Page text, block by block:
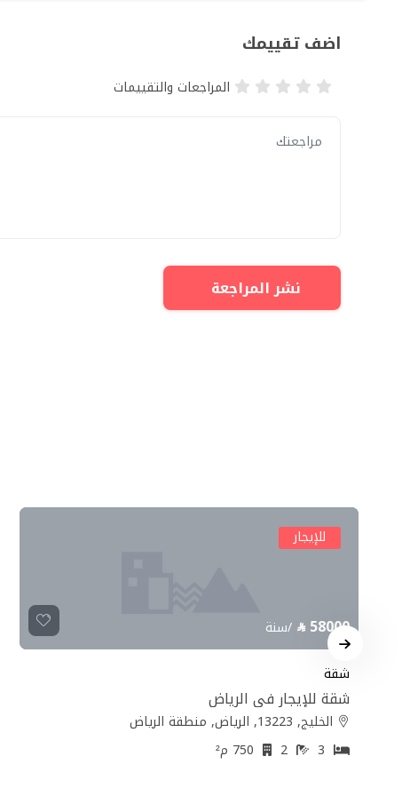
اضف تقييمك
المراجعات والتقييمات
نشر المراجعة
للإيجار
58000 /سنة
شقة
شقة للإيجار في الرياض
الخليج, 13223, الرياض, منطقة الرياض
3
2